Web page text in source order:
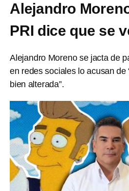
Alejandro
PRI dice que se
Alejandro Moreno se jacta de
en redes sociales lo acusan de
bien alterada”.